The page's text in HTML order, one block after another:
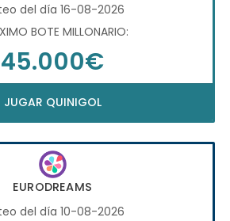
del día 16-08-2026
BOTE MILLONARIO:
45.000€
JUGAR QUINIGOL
EURODREAMS
del día 10-08-2026